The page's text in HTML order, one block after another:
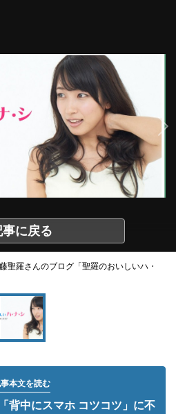
事に戻る
聖羅さんのブログ「聖羅のおいしいハ・
本文を読む
背中にスマホ コツコツ」に不